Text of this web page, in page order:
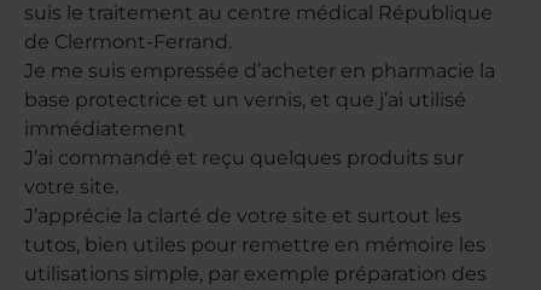
suis le traitement au centre médical République
de Clermont-Ferrand.
Je me suis empressée d’acheter en pharmacie la
base protectrice et un vernis, et que j’ai utilisé
immédiatement
J’ai commandé et reçu quelques produits sur
votre site.
J’apprécie la clarté de votre site et surtout les
tutos, bien utiles pour remettre en mémoire les
utilisations simple, par exemple préparation des